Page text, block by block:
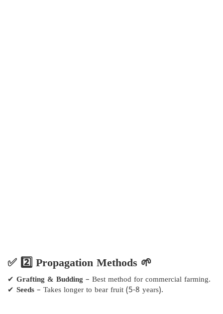
✅ 2️⃣ Propagation Methods 🌱
✔ Grafting & Budding – Best method for commercial farming.
✔ Seeds – Takes longer to bear fruit (5-8 years).